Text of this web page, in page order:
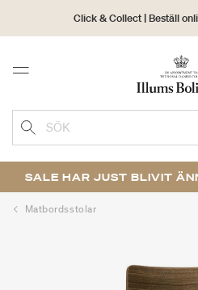
Click & Collect | Beställ
30 dagars
Menu
SÖK
SALE HAR JUST BLIVIT
Matbordsstolar